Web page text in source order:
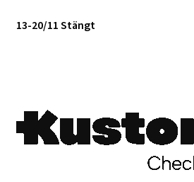
Framkallning – Digitalt
Framkallning – Analogt
13-20/11 Stängt